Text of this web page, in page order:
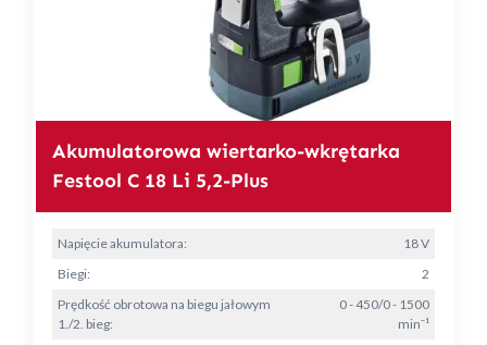
Akumulatorowa wiertarko-wkrętarka
Festool C 18 Li 5,2-Plus
Napięcie akumulatora:
18 V
Biegi:
2
Prędkość obrotowa na biegu jałowym
1./2. bieg:
0 - 450/0 - 1500
min⁻¹